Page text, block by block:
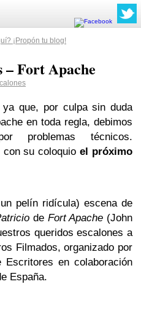
¡Propón tu blog!
– Fort Apache
ya que, por culpa sin duda
en toda regla, debimos
problemas técnicos.
con su coloquioel próximo
pelín ridícula) escena de
de Fort Apache (John
queridos escalones a
Filmados, organizado por
Escritores en colaboración
España.